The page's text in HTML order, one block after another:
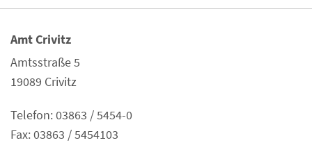
Amt Crivitz
Amtsstraße 5
19089 Crivitz
Telefon: 03863 / 5454-0
Fax: 03863 / 5454103